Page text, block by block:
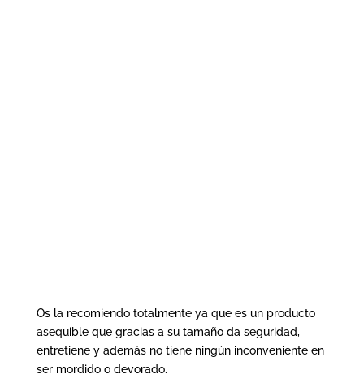
Os la recomiendo totalmente ya que es un producto
asequible que gracias a su tamaño da seguridad,
entretiene y además no tiene ningún inconveniente en
ser mordido o devorado.